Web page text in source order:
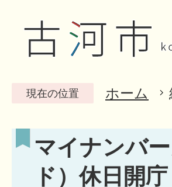
現在の位置 ホーム
マイナンバ
ド）休日開